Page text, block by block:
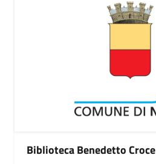
Biblioteca Benedetto Croce